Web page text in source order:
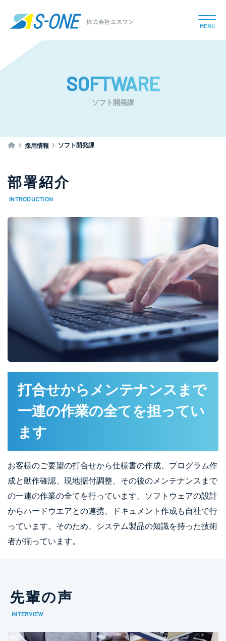
MENU
SOFTWARE
ソフト開発課
採用情報 ソフト開発課
部署紹介
打合せからメンテナンスまで
一連の作業の全てを担ってい
ます
お客様のご要望の打合せから仕様書の作成、プログラム作
成と動作確認、現地据付調整、その後のメンテナンスまで
の一連の作業の全てを行っています。ソフトウェアの設計
からハードウエアとの連携、ドキュメント作成も自社で行
っています。そのため、システム製品の知識を持った技術
者が揃っています。
先輩の声